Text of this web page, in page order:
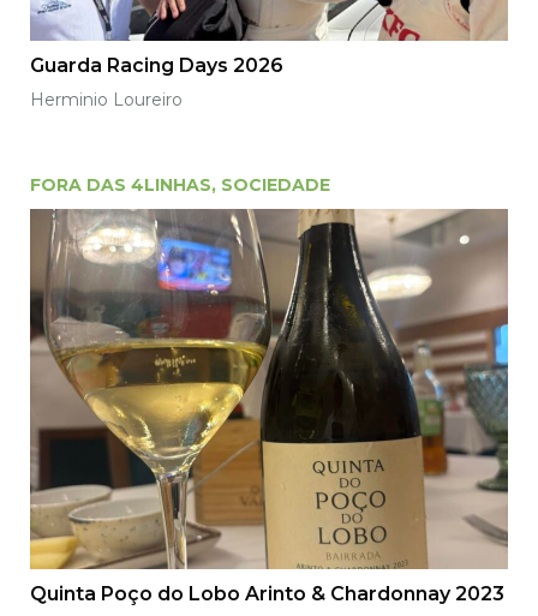
Guarda Racing Days 2026
Herminio Loureiro
FORA DAS 4LINHAS, SOCIEDADE
Quinta Poço do Lobo Arinto & Chardonnay 2023